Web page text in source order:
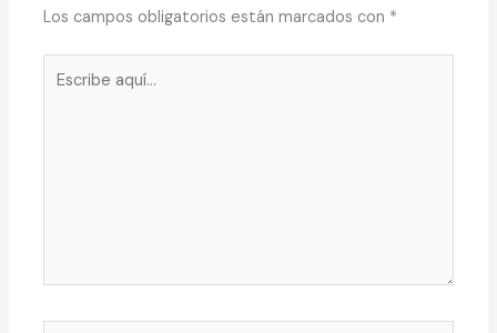
Los campos obligatorios están marcados con *
aquí...